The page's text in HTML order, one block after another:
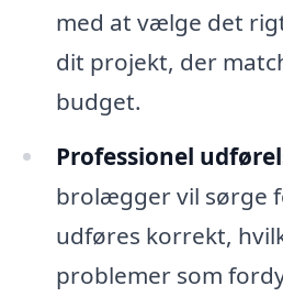
med at vælge det
dit projekt, der
budget.
Professionel
brolægger vil sørge
udføres korrekt,
problemer som